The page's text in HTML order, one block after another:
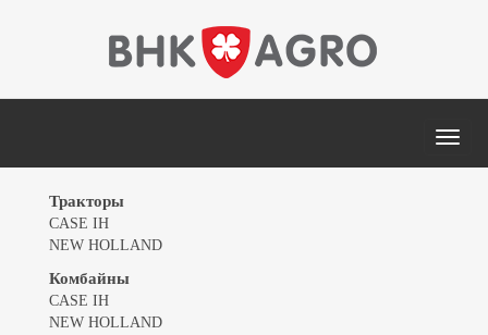
Тракторы
CASE IH
NEW HOLLAND
Комбайны
CASE IH
NEW HOLLAND